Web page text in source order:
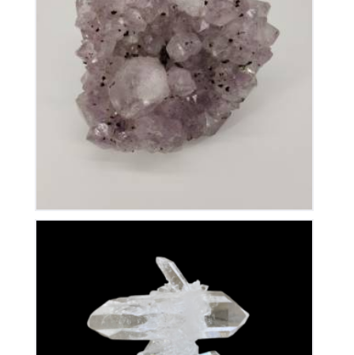
Améthyste du Brésil
80€
Cristal de Roche